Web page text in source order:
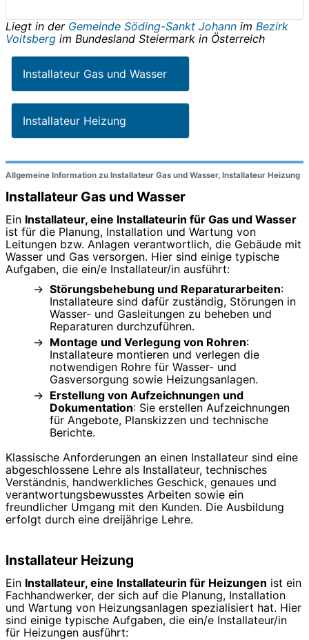
Liegt in der Gemeinde Söding-Sankt Johann im Bezirk
Voitsberg im Bundesland Steiermark in Österreich
Installateur Gas und Wasser
Installateur Heizung
Allgemeine Information zu Installateur Gas und Wasser, Installateur Heizung
Installateur Gas und Wasser
Ein Installateur, eine Installateurin für Gas und Wasser
ist für die Planung, Installation und Wartung von
Leitungen bzw. Anlagen verantwortlich, die Gebäude mit
Wasser und Gas versorgen. Hier sind einige typische
Aufgaben, die ein/e Installateur/in ausführt:
Störungsbehebung und Reparaturarbeiten:
Installateure sind dafür zuständig, Störungen in
Wasser- und Gasleitungen zu beheben und
Reparaturen durchzuführen.
Montage und Verlegung von Rohren:
Installateure montieren und verlegen die
notwendigen Rohre für Wasser- und
Gasversorgung sowie Heizungsanlagen.
Erstellung von Aufzeichnungen und
Dokumentation: Sie erstellen Aufzeichnungen
für Angebote, Planskizzen und technische
Berichte.
Klassische Anforderungen an einen Installateur sind eine
abgeschlossene Lehre als Installateur, technisches
Verständnis, handwerkliches Geschick, genaues und
verantwortungsbewusstes Arbeiten sowie ein
freundlicher Umgang mit den Kunden. Die Ausbildung
erfolgt durch eine dreijährige Lehre.
Installateur Heizung
Ein Installateur, eine Installateurin für Heizungen ist ein
Fachhandwerker, der sich auf die Planung, Installation
und Wartung von Heizungsanlagen spezialisiert hat. Hier
sind einige typische Aufgaben, die ein/e Installateur/in
für Heizungen ausführt: